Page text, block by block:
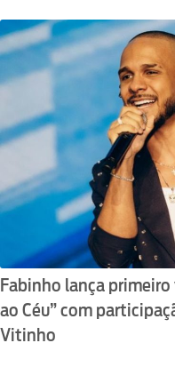
Fabinho lança primeiro
ao Céu” com
Vitinho